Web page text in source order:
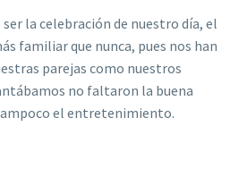
la celebración de nuestro día, el
familiar que nunca, pues nos han
parejas como nuestros
no faltaron la buena
el entretenimiento.